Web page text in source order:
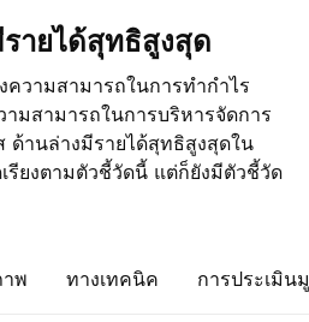
รายได้สุทธิสูงสุด
ความสามารถในการทำกำไร
มสามารถในการบริหารจัดการ
ด้านล่างมีรายได้สุทธิสูงสุดใน
รียงตามตัวชี้วัดนี้ แต่ก็ยังมีตัวชี้วัด
พ ทางเทคนิค การประเมิน